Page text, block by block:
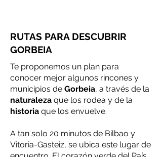
RUTAS PARA DESCUBRIR
GORBEIA
Te proponemos un plan para
conocer mejor algunos rincones y
municipios de Gorbeia, a través de la
naturaleza que los rodea y de la
historia que los envuelve.
A tan solo 20 minutos de Bilbao y
Vitoria-Gasteiz, se ubica este lugar de